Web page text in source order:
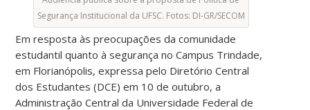
Segurança Institucional da UFSC. Fotos: DI-GR/SECOM
Em resposta às preocupações da comunidade
estudantil quanto à segurança no Campus Trindade,
em Florianópolis, expressa pelo Diretório Central
dos Estudantes (DCE) em 10 de outubro, a
Administração Central da Universidade Federal de